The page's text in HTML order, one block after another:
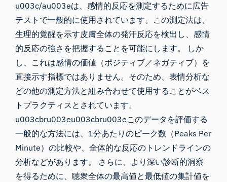
u003c/au003eは、感情的反応を測定するために広告
テストで一般的に使用されています。この測定法は、
生理的覚醒を示す皮膚全体の発汗反応を検出し、感情
的反応の強さを把握することを可能にします。 しか
し、これは感情の価値（ポジティブ／ネガティブ）を
直接示す指標ではありません。そのため、表情分析な
どの他の測定方法と組み合わせて使用することがベス
トプラクティスとされています。
u003cbru003eu003cbru003eこのデータを評価する
一般的な方法には、1分あたりのピーク数（Peaks Per
Minute）の比較や、全体的な反応のトレンドラインの
分析などがあります。 さらに、より深い診断的洞察
を得るために、聴衆全体の最高値と最低値の集計値を